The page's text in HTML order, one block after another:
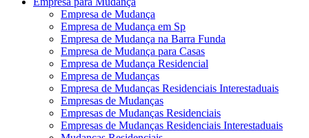
Empresa de Mudança
Empresa de Mudança em Sp
Empresa de Mudança na Barra Funda
Empresa de Mudança para Casas
Empresa de Mudança Residencial
Empresa de Mudanças
Empresa de Mudanças Residenciais Interestaduais
Empresas de Mudanças
Empresas de Mudanças Residenciais
Empresas de Mudanças Residenciais Interestaduais